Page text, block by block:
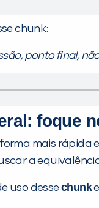
chunk:
ponto final,
foque
mais rápida
a
uso dessechunk